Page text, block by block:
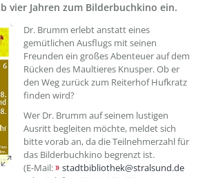
vier Jahren zum Bilderbuchkino ein.
??? absaetzeOben[1]/titel ???
Dr. Brumm erlebt anstatt eines
gemütlichen Ausflugs mit seinen
Freunden ein großes Abenteuer auf dem
Rücken des Maultieres Knusper. Ob er
den Weg zurück zum Reiterhof Hufkratz
finden wird?
Wer Dr. Brumm auf seinem lustigen
Ausritt begleiten möchte, meldet sich
bitte vorab an, da die Teilnehmerzahl für
das Bilderbuchkino begrenzt ist.
(E-Mail:
stadtbibliothek@stralsund.de